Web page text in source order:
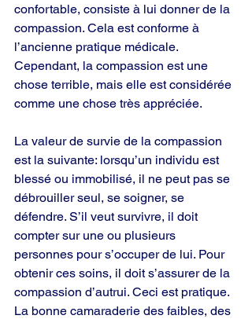
confortable, consiste à lui donner de la
compassion. Cela est conforme à
l’ancienne pratique médicale.
Cependant, la compassion est une
chose terrible, mais elle est considérée
comme une chose très appréciée.
La valeur de survie de la compassion
est la suivante: lorsqu’un individu est
blessé ou immobilisé, il ne peut pas se
débrouiller seul, se soigner, se
défendre. S’il veut survivre, il doit
compter sur une ou plusieurs
personnes pour s’occuper de lui. Pour
obtenir ces soins, il doit s’assurer de la
compassion d’autrui. Ceci est pratique.
La bonne camaraderie des faibles, des